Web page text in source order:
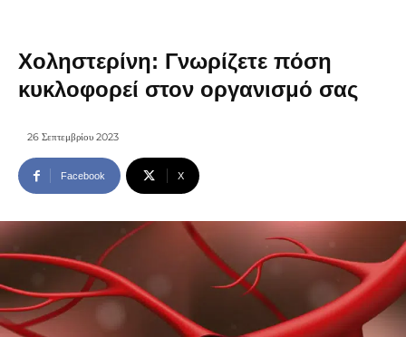
Χοληστερίνη: Γνωρίζετε πόση
κυκλοφορεί στον οργανισμό σας
26 Σεπτεμβρίου 2023
Facebook X